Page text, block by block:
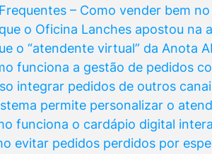
– Como vender bem
o Oficina Lanches apostou na
o “atendente virtual” da Anota
funciona a gestão de pedidos
integrar pedidos de outros
permite personalizar o
funciona o cardápio digital
evitar pedidos perdidos por